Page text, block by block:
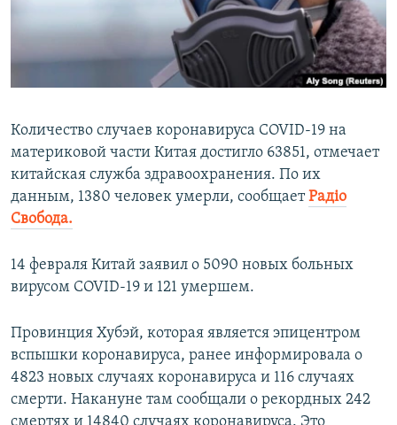
Все сайты RFE/RL
Количество случаев коронавируса COVID-19 на
материковой части Китая достигло 63851, отмечает
китайская служба здравоохранения. По их
данным, 1380 человек умерли, сообщаетРадіо
Свобода.
14 февраля Китай заявил о 5090 новых больных
вирусом COVID-19 и 121 умершем.
Провинция Хубэй, которая является эпицентром
вспышки коронавируса, ранее информировала о
4823 новых случаях коронавируса и 116 случаях
смерти. Накануне там сообщали о рекордных 242